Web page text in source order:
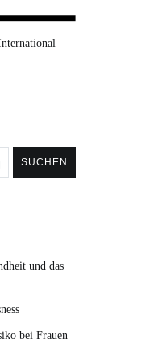
und das
bei Frauen